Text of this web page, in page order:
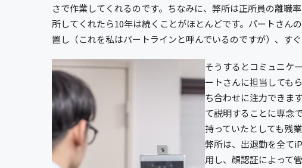
さで作業してくれるのです。ちなみに、弊所は正所員の離職
所してくれたら10年は続くことがほとんどです。パートさん
置し（これを私はパートラインと呼んでいるのですが）、す
そうするとコミュニケ
ートさんに担当しても
ち合わせに注力できま
て説明することに専念
持っていたとしても残
弊所は、出退勤を全て
用し、顔認証によって